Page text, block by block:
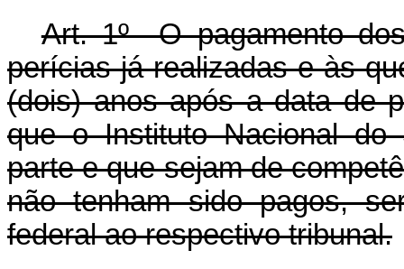
Art. 1º O pagamento
perícias já realizadas e às
(dois) anos após a data de
que o Instituto Nacional do
parte e que sejam de
não tenham sido pagos,
federal ao respectivo tribunal.